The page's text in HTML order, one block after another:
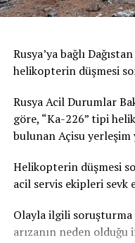
Ulusal Cenaze
kente yakın
yoğunluk yaşandığını
gün aşırı sıcaklardan
yaşamını yitirmişti. Bu
alanda hayatını
Türkiye’de de yeni
olacak. İstanbul’da hava
basınında yer alan
genelinde gölgede
Rusya’ya bağlı
helikopterin düşmesi
Rusya Acil Durumlar
göre, “Ka-226” tipi
bulunan Açisu
Helikopterin düşmesi
acil servis ekipleri sevk
Olayla ilgili soruşturma
arızanın neden olduğu